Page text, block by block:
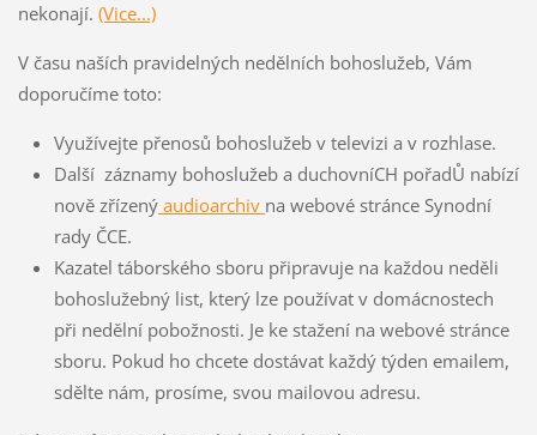
nekonají. (Vice...)
V času naších pravidelných nedělních bohoslužeb, Vám
doporučíme toto:
Využívejte přenosů bohoslužeb v televizi a v rozhlase.
Další záznamy bohoslužeb a duchovníCH pořadŮ nabízí
nově zřízenýaudioarchiv na webové stránce Synodní
rady ČCE.
Kazatel táborského sboru připravuje na každou neděli
bohoslužebný list, který lze používat v domácnostech
při nedělní pobožnosti. Je ke stažení na webové stránce
sboru. Pokud ho chcete dostávat každý týden emailem,
sdělte nám, prosíme, svou mailovou adresu.